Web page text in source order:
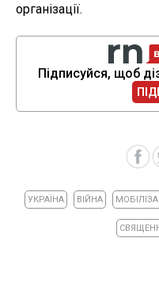
організації.
Підписуйся, щоб
УКРАЇНА ВІЙНА